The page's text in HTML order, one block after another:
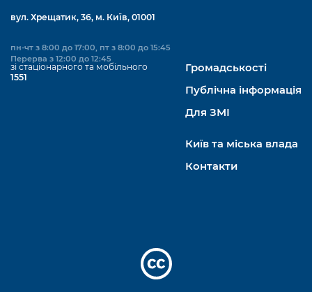
вул. Хрещатик, 36, м. Київ, 01001
пн-чт з 8:00 до 17:00, пт з 8:00 до 15:45
Перерва з 12:00 до 12:45
зі стаціонарного та мобільного
1551
Громадськості
Публічна інформація
Для ЗМІ
Київ та міська влада
Контакти